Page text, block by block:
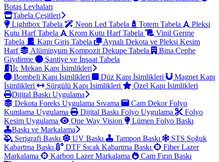
Botaş Levhaları
Tabela Çeşitleri
Lightbox Tabela
Neon Led Tabela Totem Tabela
Pleksi
Kutu Harf Tabela
Krom Kutu Harf Tabela
Vinil Germe
Tabela
Kapı Giriş Tabela
Aynalı Dekota ve Pleksi Kesim
Harf
Alüminyum Kompozit Dekupe Tabela
Bina Cephe
Giydirme
Şantiye ve İnşaat Tabela
İç Mekan Kapı İsimlikleri
Bombeli Kapı İsimlikleri
Düz Kapı İsimlikleri
Magnet Kapı
İsimlikleri
Sürgülü Kapı İsimlikleri
Özel Kapı İsimlikleri
Dijital Baskı Uygulama
Dekota Foreks Uygulama Sıvama
Cam Dekor Folyo
Kumlama Uygulama
Dijital Baskı Folyo Uygulama
Folyo
Kesim Uygulama
One Way Vision
Lümen Folyo Baskı
Baskı ve Markalama
Serigrafi Baskı
UV Baskı Tampon Baskı
STS Soğuk
Kabartma Baskı
DTF Sıcak Kabartma Baskı
Fiber Lazer
Markalama
Karbon Lazer Markalama
Cam Fırın Baskı